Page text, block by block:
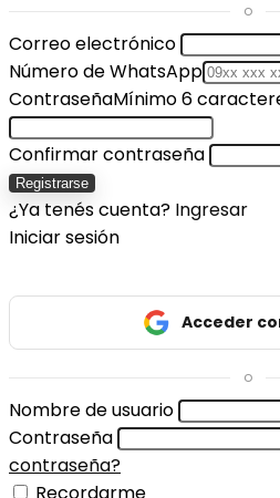
o
Correo electrónico
Número de WhatsApp
ContraseñaMínimo 6
Confirmar contraseña
Registrarse
¿Ya tenés cuenta? Ingresar
Iniciar sesión
Acceder
o
Nombre de usuario
Contraseña
contraseña?